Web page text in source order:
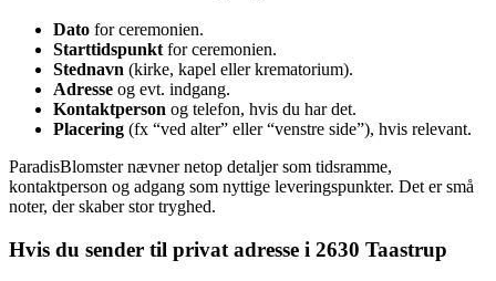
Dato for ceremonien.
Starttidspunkt for ceremonien.
Stednavn (kirke, kapel eller krematorium).
Adresse og evt. indgang.
Kontaktperson og telefon, hvis du har det.
Placering (fx “ved alter” eller “venstre side”), hvis relevant.
ParadisBlomster nævner netop detaljer som tidsramme,
kontaktperson og adgang som nyttige leveringspunkter. Det er små
noter, der skaber stor tryghed.
Hvis du sender til privat adresse i 2630 Taastrup